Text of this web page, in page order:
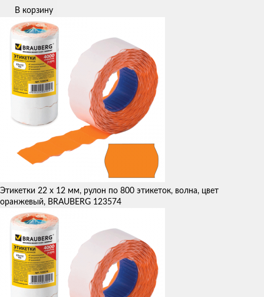
В корзину
Этикетки 22 х 12 мм, рулон по 800 этикеток, волна, цвет
оранжевый, BRAUBERG 123574